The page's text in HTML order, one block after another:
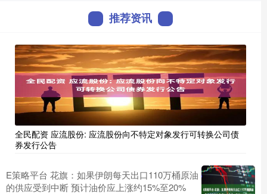
推荐资讯
全民配资 应流股份: 应流股份向不特定对象发行可转换公司债
券发行公告
E策略平台 花旗：如果伊朗每天出口110万桶原油
的供应受到中断 预计油价应上涨约15%至20%